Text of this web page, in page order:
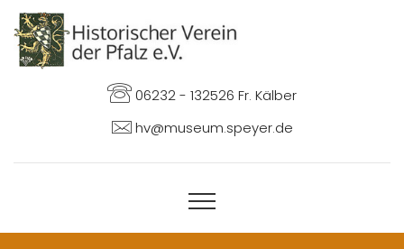
06232 - 132526 Fr. Kälber
hv@museum.speyer.de